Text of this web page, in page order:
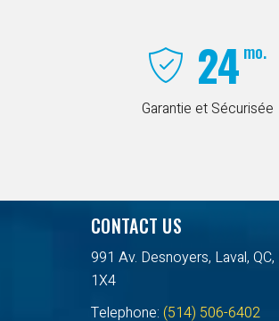
24 mo.
Garantie et Sécurisée
CONTACT US
991 Av. Desnoyers, Laval, QC,
1X4
Telephone: (514) 506-6402